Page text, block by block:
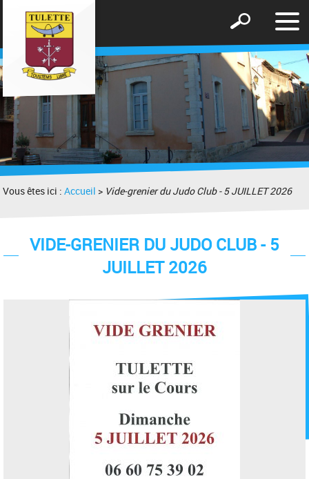
le
Afficher
formulaire
de
recherche
Vous êtes ici :Accueil > Vide-grenier du Judo Club - 5 JUILLET 2026
VIDE-GRENIER DU JUDO CLUB - 5
JUILLET 2026